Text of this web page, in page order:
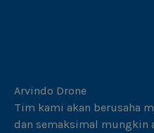
Arvindo Drone
Tim kami akan berusaha
dan semaksimal mungkin